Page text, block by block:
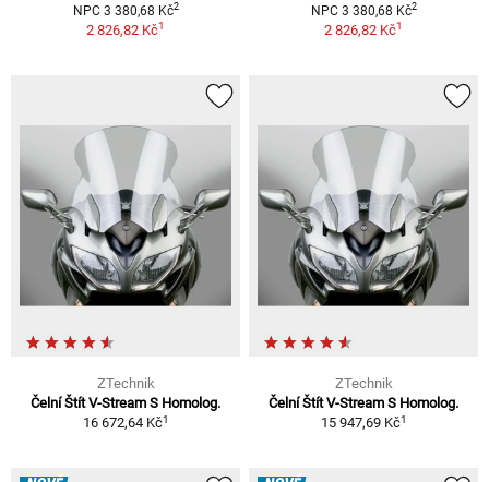
NPC 3 380,68 Kč2
2 826,82 Kč1
NPC 3 380,68 Kč2
2 826,82 Kč1
ZTechnik
Čelní Štít V-Stream S Homolog.
16 672,64 Kč1
ZTechnik
Čelní Štít V-Stream S Homolog.
15 947,69 Kč1